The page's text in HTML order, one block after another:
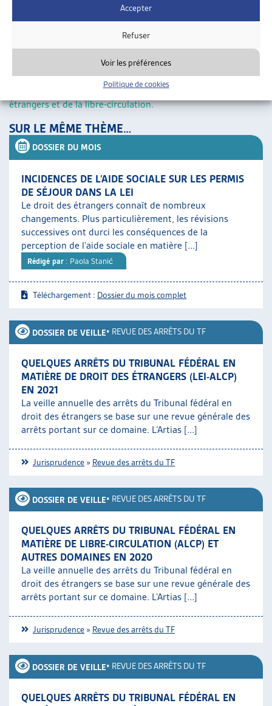
Accepter
Refuser
Voir les préférences
Politique de cookies
La présente veille prolonge les réflexions menées par l’Artias
sur le sujet, illustrées l’année passée par la publication d’un
incidences de l’aide sociale sur les
permis de séjour dans la LEI
commentée des arrêts 2019 du domaine du droit des
étrangers et de la libre-circulation.
SUR LE MÊME THÈME…
DOSSIER DU MOIS
INCIDENCES DE L’AIDE SOCIALE SUR LES PERMIS
DE SÉJOUR DANS LA LEI
Le droit des étrangers connaît de nombreux
changements. Plus particulièrement, les révisions
successives ont durci les conséquences de la
perception de l’aide sociale en matière [...]
Rédigé par : Paola Stanić
Téléchargement : Dossier du mois complet
DOSSIER DE VEILLE• REVUE DES ARRÊTS DU TF
QUELQUES ARRÊTS DU TRIBUNAL FÉDÉRAL EN
MATIÈRE DE DROIT DES ÉTRANGERS (LEI-ALCP)
EN 2021
La veille annuelle des arrêts du Tribunal fédéral en
droit des étrangers se base sur une revue générale des
arrêts portant sur ce domaine. L’Artias [...]
Jurisprudence » Revue des arrêts du TF
DOSSIER DE VEILLE• REVUE DES ARRÊTS DU TF
QUELQUES ARRÊTS DU TRIBUNAL FÉDÉRAL EN
MATIÈRE DE LIBRE-CIRCULATION (ALCP) ET
AUTRES DOMAINES EN 2020
La veille annuelle des arrêts du Tribunal fédéral en
droit des étrangers se base sur une revue générale des
arrêts portant sur ce domaine. L’Artias [...]
Jurisprudence » Revue des arrêts du TF
DOSSIER DE VEILLE• REVUE DES ARRÊTS DU TF
QUELQUES ARRÊTS DU TRIBUNAL FÉDÉRAL EN